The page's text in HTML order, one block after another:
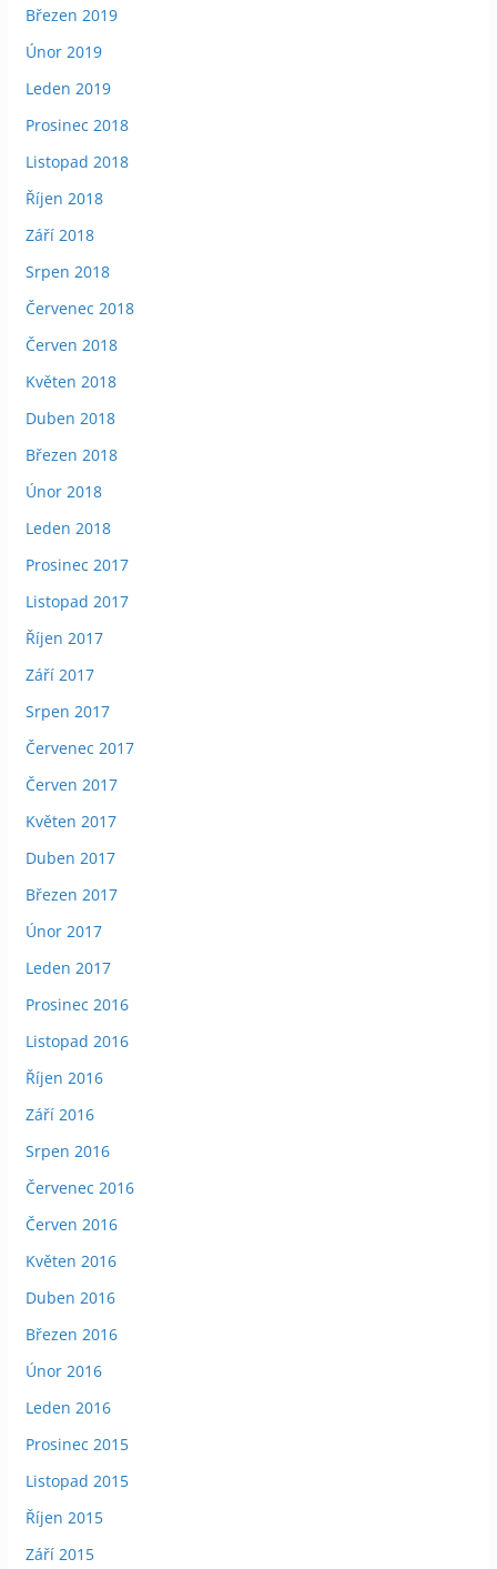
Březen 2019
Únor 2019
Leden 2019
Prosinec 2018
Listopad 2018
Říjen 2018
Září 2018
Srpen 2018
Červenec 2018
Červen 2018
Květen 2018
Duben 2018
Březen 2018
Únor 2018
Leden 2018
Prosinec 2017
Listopad 2017
Říjen 2017
Září 2017
Srpen 2017
Červenec 2017
Červen 2017
Květen 2017
Duben 2017
Březen 2017
Únor 2017
Leden 2017
Prosinec 2016
Listopad 2016
Říjen 2016
Září 2016
Srpen 2016
Červenec 2016
Červen 2016
Květen 2016
Duben 2016
Březen 2016
Únor 2016
Leden 2016
Prosinec 2015
Listopad 2015
Říjen 2015
Září 2015